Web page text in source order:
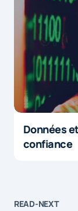
Données
confiance
READ-NEXT